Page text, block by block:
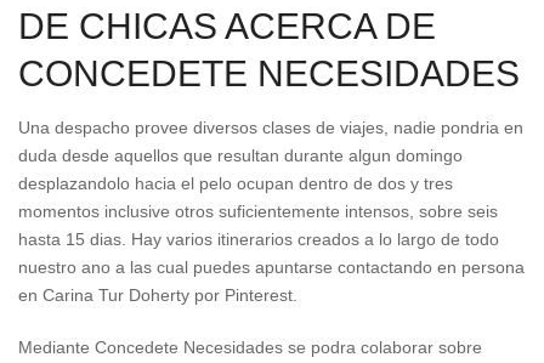
DE CHICAS ACERCA DE
CONCEDETE NECESIDADES
Una despacho provee diversos clases de viajes, nadie pondri­a en
duda desde aquellos que resultan durante algun domingo
desplazandolo hacia el pelo ocupan dentro de dos y tres
momentos inclusive otros suficientemente intensos, sobre seis
hasta 15 dias. Hay varios itinerarios creados a lo largo de todo
nuestro ano a las cual puedes apuntarse contactando en persona
en Carina Tur Doherty por Pinterest.
Mediante Concedete Necesidades se podra colaborar sobre